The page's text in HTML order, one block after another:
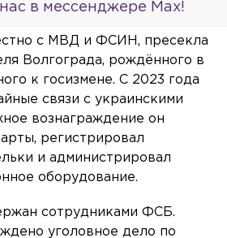
в мессенджере Max!
с МВД и ФСИН, пресекла
Волгограда, рождённого в
к госизмене. С 2023 года
связи с украинскими
вознаграждение он
регистрировал
и администрировал
оборудование.
сотрудниками ФСБ.
уголовное дело по